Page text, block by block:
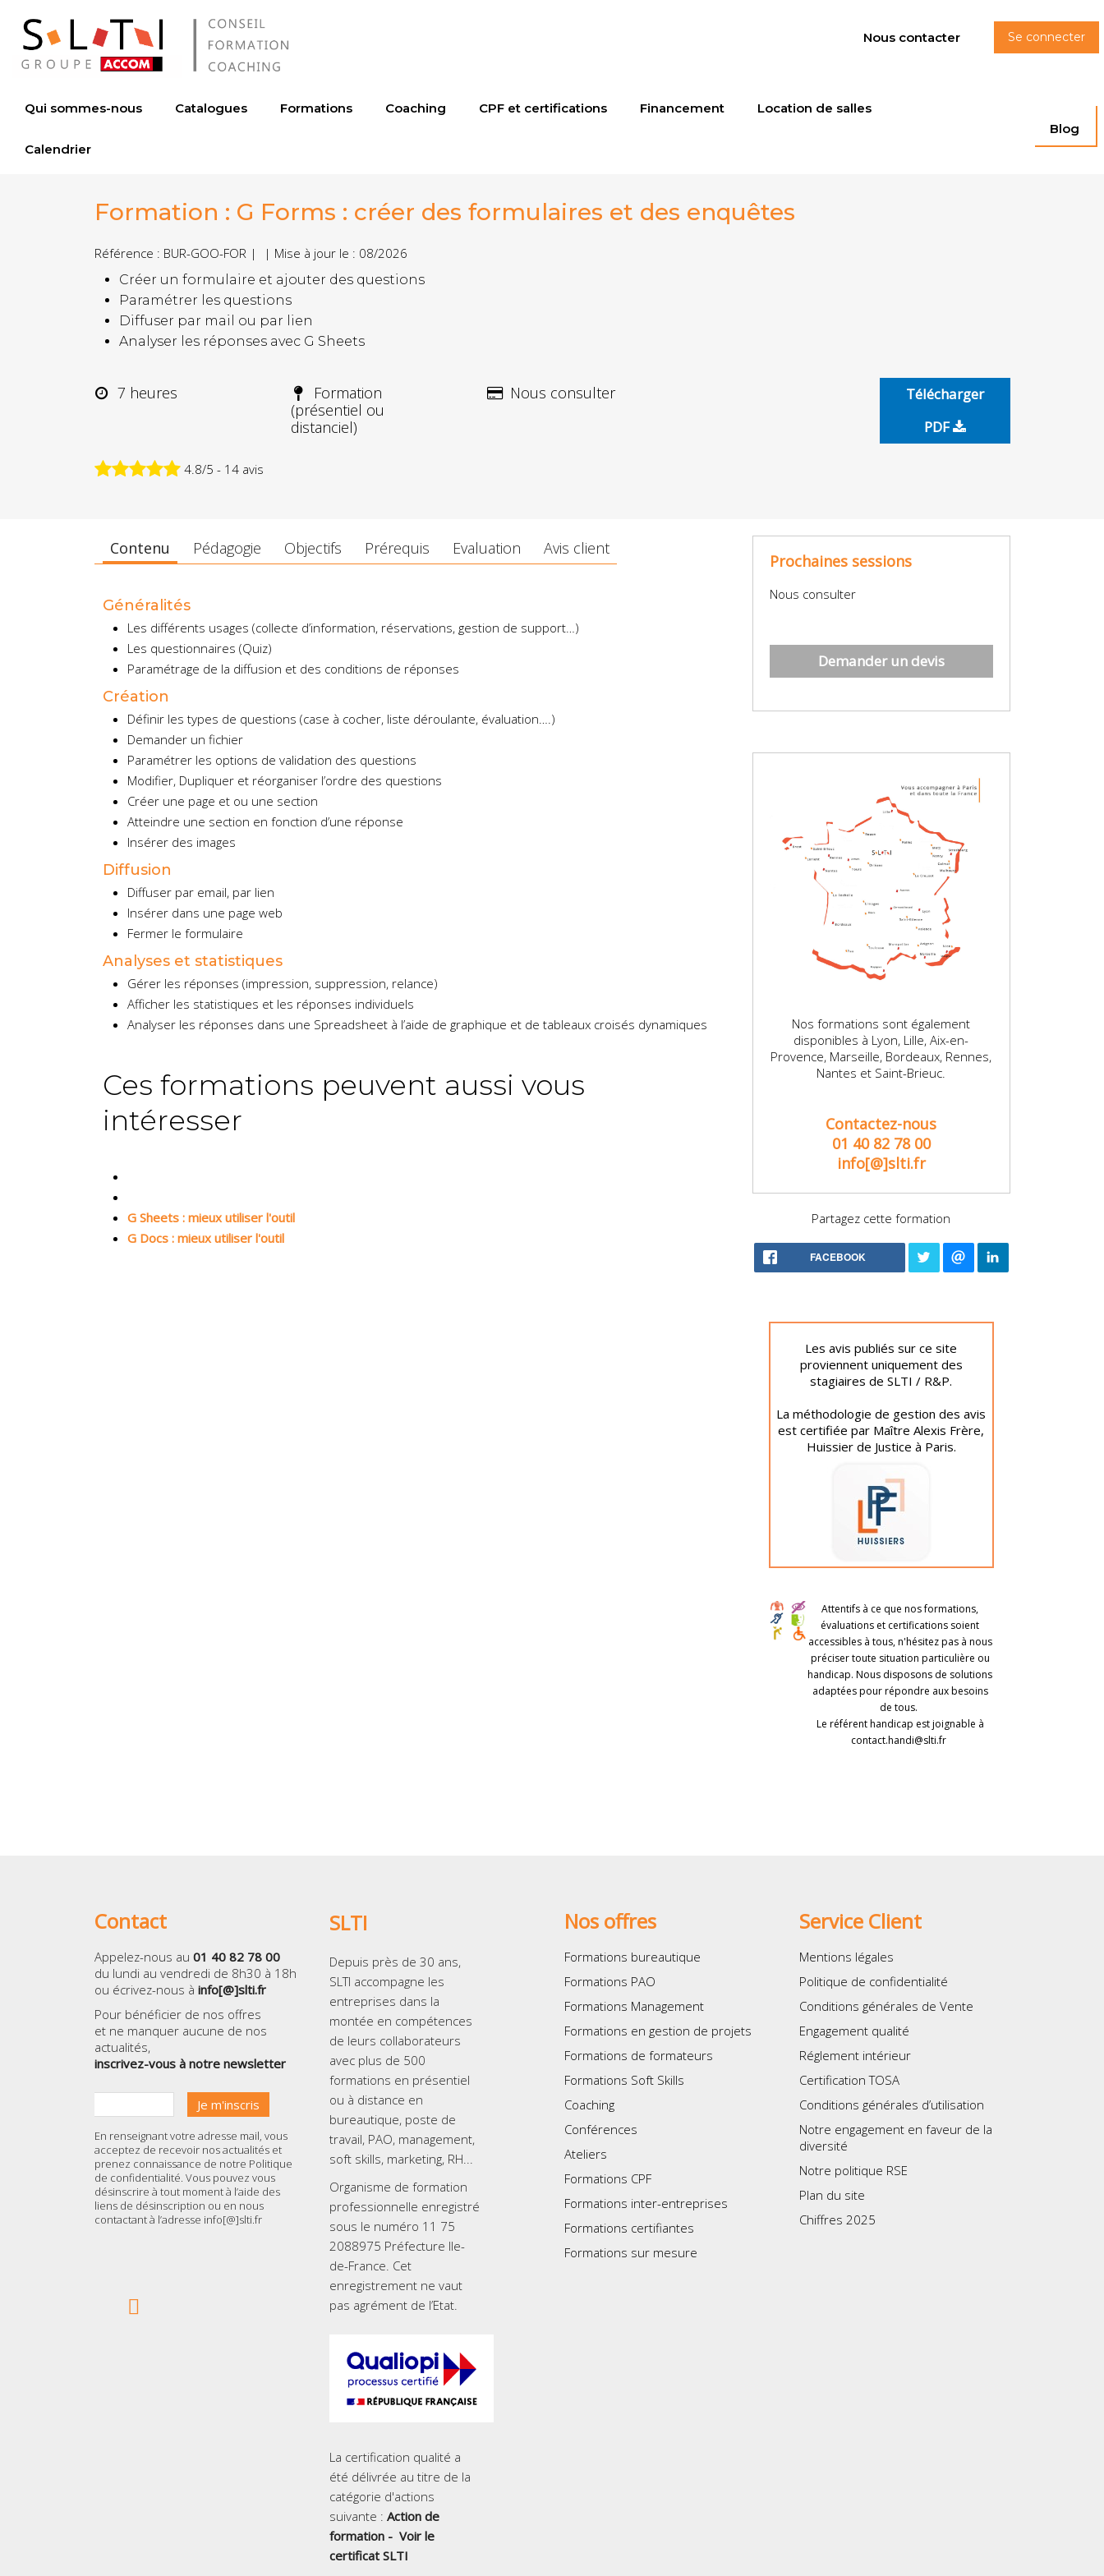
Nous contacter Se connecter
Qui sommes-nous Catalogues Formations Coaching CPF et certifications Financement Location de salles
Calendrier
Blog
Formation : G Forms : créer des formulaires et des enquêtes
Référence : BUR-GOO-FOR | | Mise à jour le : 08/2026
Créer un formulaire et ajouter des questions
Paramétrer les questions
Diffuser par mail ou par lien
Analyser les réponses avec G Sheets
7 heures
Formation
(présentiel ou
distanciel)
Nous consulter
Télécharger
PDF
4.8/5 - 14 avis
Contenu Pédagogie Objectifs Prérequis Evaluation Avis client
Généralités
Les différents usages (collecte d’information, réservations, gestion de support…)
Les questionnaires (Quiz)
Paramétrage de la diffusion et des conditions de réponses
Création
Définir les types de questions (case à cocher, liste déroulante, évaluation….)
Demander un fichier
Paramétrer les options de validation des questions
Modifier, Dupliquer et réorganiser l’ordre des questions
Créer une page et ou une section
Atteindre une section en fonction d’une réponse
Insérer des images
Diffusion
Diffuser par email, par lien
Insérer dans une page web
Fermer le formulaire
Analyses et statistiques
Gérer les réponses (impression, suppression, relance)
Afficher les statistiques et les réponses individuels
Analyser les réponses dans une Spreadsheet à l’aide de graphique et de tableaux croisés dynamiques
Ces formations peuvent aussi vous
intéresser
G Sheets : mieux utiliser l'outil
G Docs : mieux utiliser l'outil
Prochaines sessions
Nous consulter
Demander un devis
Nos formations sont également
disponibles à Lyon, Lille, Aix-en-
Provence, Marseille, Bordeaux, Rennes,
Nantes et Saint-Brieuc.
Contactez-nous
01 40 82 78 00
info[@]slti.fr
Partagez cette formation
FACEBOOK
Les avis publiés sur ce site
proviennent uniquement des
stagiaires de SLTI / R&P.
La méthodologie de gestion des avis
est certifiée par Maître Alexis Frère,
Huissier de Justice à Paris.
Attentifs à ce que nos formations,
évaluations et certifications soient
accessibles à tous, n'hésitez pas à nous
préciser toute situation particulière ou
handicap. Nous disposons de solutions
adaptées pour répondre aux besoins
de tous.
Le référent handicap est joignable à
contact.handi@slti.fr
Contact
Appelez-nous au 01 40 82 78 00
du lundi au vendredi de 8h30 à 18h
ou écrivez-nous à info[@]slti.fr
Pour bénéficier de nos offres
et ne manquer aucune de nos
actualités,
inscrivez-vous à notre newsletter
En renseignant votre adresse mail, vous
acceptez de recevoir nos actualités et
prenez connaissance de notre Politique
de confidentialité. Vous pouvez vous
désinscrire à tout moment à l’aide des
liens de désinscription ou en nous
contactant à l’adresse info[@]slti.fr
SLTI
Depuis près de 30 ans,
SLTI accompagne les
entreprises dans la
montée en compétences
de leurs collaborateurs
avec plus de 500
formations en présentiel
ou à distance en
bureautique, poste de
travail, PAO, management,
soft skills, marketing, RH...
Organisme de formation
professionnelle enregistré
sous le numéro 11 75
2088975 Préfecture Ile-
de-France. Cet
enregistrement ne vaut
pas agrément de l’Etat.
La certification qualité a
été délivrée au titre de la
catégorie d'actions
suivante : Action de
formation - Voir le
certificat SLTI
Nos offres
Formations bureautique
Formations PAO
Formations Management
Formations en gestion de projets
Formations de formateurs
Formations Soft Skills
Coaching
Conférences
Ateliers
Formations CPF
Formations inter-entreprises
Formations certifiantes
Formations sur mesure
Service Client
Mentions légales
Politique de confidentialité
Conditions générales de Vente
Engagement qualité
Réglement intérieur
Certification TOSA
Conditions générales d’utilisation
Notre engagement en faveur de la
diversité
Notre politique RSE
Plan du site
Chiffres 2025